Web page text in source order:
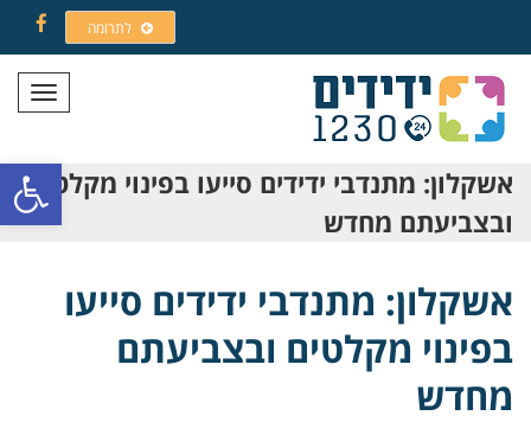
פתח
לתרומה
תפריט
אשקלון: מתנדבי ידידים סייעו בפינוי מקלטים
ובצביעתם מחדש
אשקלון: מתנדבי ידידים סייעו
בפינוי מקלטים ובצביעתם
מחדש